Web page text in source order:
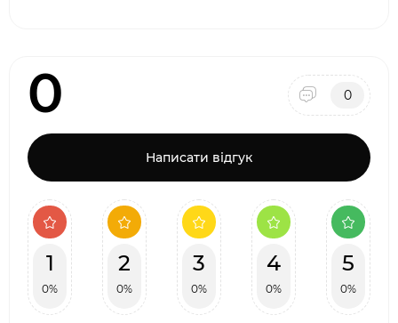
0 0
Написати відгук
1
0%
2
0%
3
0%
4
0%
5
0%